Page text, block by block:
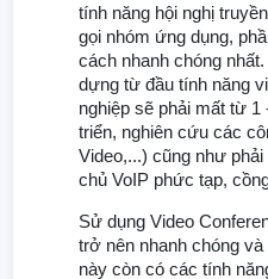
tính năng hội nghị
gọi nhóm ứng dụng,
cách nhanh chóng
dựng từ đầu tính năng
nghiệp sẽ phải mất từ 1
triển, nghiên cứu các
Video,...) cũng như
chủ VoIP phức tạp,
Sử dụng Video
trở nên nhanh chóng và
này còn có các tính